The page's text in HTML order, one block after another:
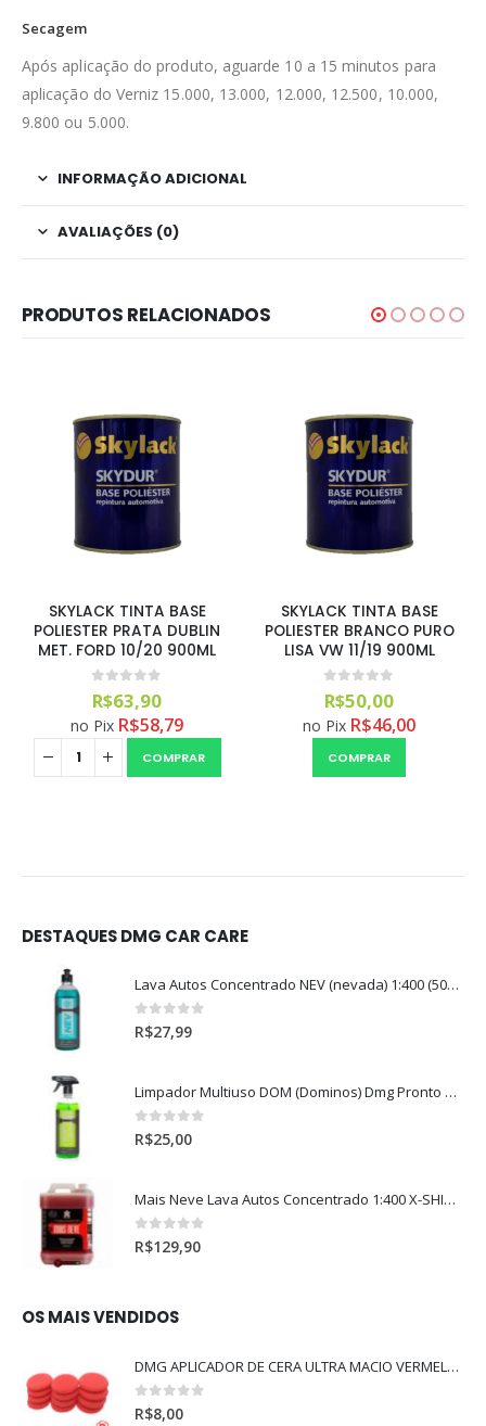
Secagem
Após aplicação do produto, aguarde 10 a 15 minutos para
aplicação do Verniz 15.000, 13.000, 12.000, 12.500, 10.000,
9.800 ou 5.000.
INFORMAÇÃO ADICIONAL
AVALIAÇÕES (0)
PRODUTOS RELACIONADOS
SKYLACK TINTA BASE
POLIESTER PRATA DUBLIN
MET. FORD 10/20 900ML
R$63,90
no Pix R$58,79
COMPRAR
SKYLACK TINTA BASE
POLIESTER BRANCO PURO
LISA VW 11/19 900ML
R$50,00
no Pix R$46,00
COMPRAR
DESTAQUES DMG CAR CARE
Lava Autos Concentrado NEV (nevada) 1:400 (500ml)
0out of 5
R$27,99
Limpador Multiuso DOM (Dominos) Dmg Pronto P/Uso (500ml)
0out of 5
R$25,00
Mais Neve Lava Autos Concentrado 1:400 X-SHINE 5Litros
0out of 5
R$129,90
OS MAIS VENDIDOS
DMG APLICADOR DE CERA ULTRA MACIO VERMELHO l
0out of 5
R$8,00